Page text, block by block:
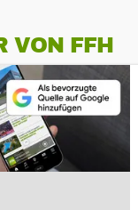
VON FFH